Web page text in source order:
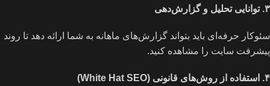
۳.توانایی تحلیل و گزارش‌دهی
سئوکار حرفه‌ای باید بتواند گزارش‌های ماهانه به شما ارائه دهد تا روند
پیشرفت سایت را مشاهده کنید.
۴. استفاده از روش‌های قانونی (White Hat SEO)